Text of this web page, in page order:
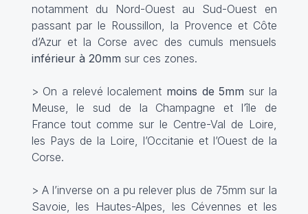
notamment du Nord-Ouest au Sud-Ouest en
passant par le Roussillon, la Provence et Côte
d’Azur et la Corse avec des cumuls mensuels
inférieur à 20mm sur ces zones.
> On a relevé localement moins de 5mm sur la
Meuse, le sud de la Champagne et l’île de
France tout comme sur le Centre-Val de Loire,
les Pays de la Loire, l’Occitanie et l’Ouest de la
Corse.
> A l’inverse on a pu relever plus de 75mm sur la
Savoie, les Hautes-Alpes, les Cévennes et les